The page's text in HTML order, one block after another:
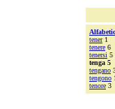
tener1
tenere 6
tenersi 5
tenga 5
tengano
tengono 1
tenore 3